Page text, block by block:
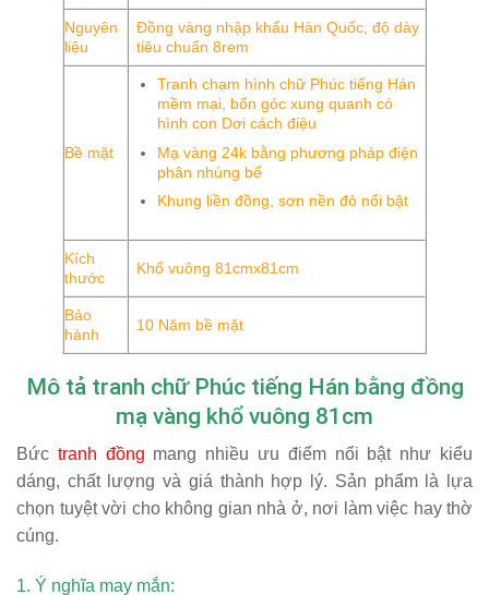
Nguyên
liệu
Đồng vàng nhập khẩu Hàn Quốc, độ dày
tiêu chuẩn 8rem
Bề mặt
Tranh chạm hình chữ Phúc tiếng Hán
mềm mại, bốn góc xung quanh có
hình con Dơi cách điệu
Mạ vàng 24k bằng phương pháp điện
phân nhúng bể
Khung liền đồng, sơn nền đỏ nổi bật
Kích
thước
Khổ vuông 81cmx81cm
Bảo
hành
10 Năm bề mặt
Mô tả tranh chữ Phúc tiếng Hán bằng đồng
mạ vàng khổ vuông 81cm
Bức tranh đồng mang nhiều ưu điểm nổi bật như kiểu
dáng, chất lượng và giá thành hợp lý. Sản phẩm là lựa
chọn tuyệt vời cho không gian nhà ở, nơi làm việc hay thờ
cúng.
1. Ý nghĩa may mắn: